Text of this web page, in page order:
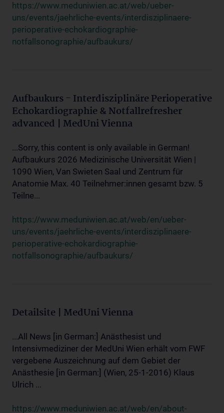
https://www.meduniwien.ac.at/web/ueber-
uns/events/jaehrliche-events/interdisziplinaere-
perioperative-echokardiographie-
notfallsonographie/aufbaukurs/
Aufbaukurs - Interdisziplinäre Perioperative
Echokardiographie & Notfallrefresher
advanced | MedUni Vienna
...Sorry, this content is only available in German!
Aufbaukurs 2026 Medizinische Universität Wien |
1090 Wien, Van Swieten Saal und Zentrum für
Anatomie Max. 40 Teilnehmer:innen gesamt bzw. 5
Teilne...
https://www.meduniwien.ac.at/web/en/ueber-
uns/events/jaehrliche-events/interdisziplinaere-
perioperative-echokardiographie-
notfallsonographie/aufbaukurs/
Detailsite | MedUni Vienna
...All News [in German:] Anästhesist und
Intensivmediziner der MedUni Wien erhält vom FWF
vergebene Auszeichnung auf dem Gebiet der
Anästhesie [in German:] (Wien, 25-1-2016) Klaus
Ulrich ...
https://www.meduniwien.ac.at/web/en/about-